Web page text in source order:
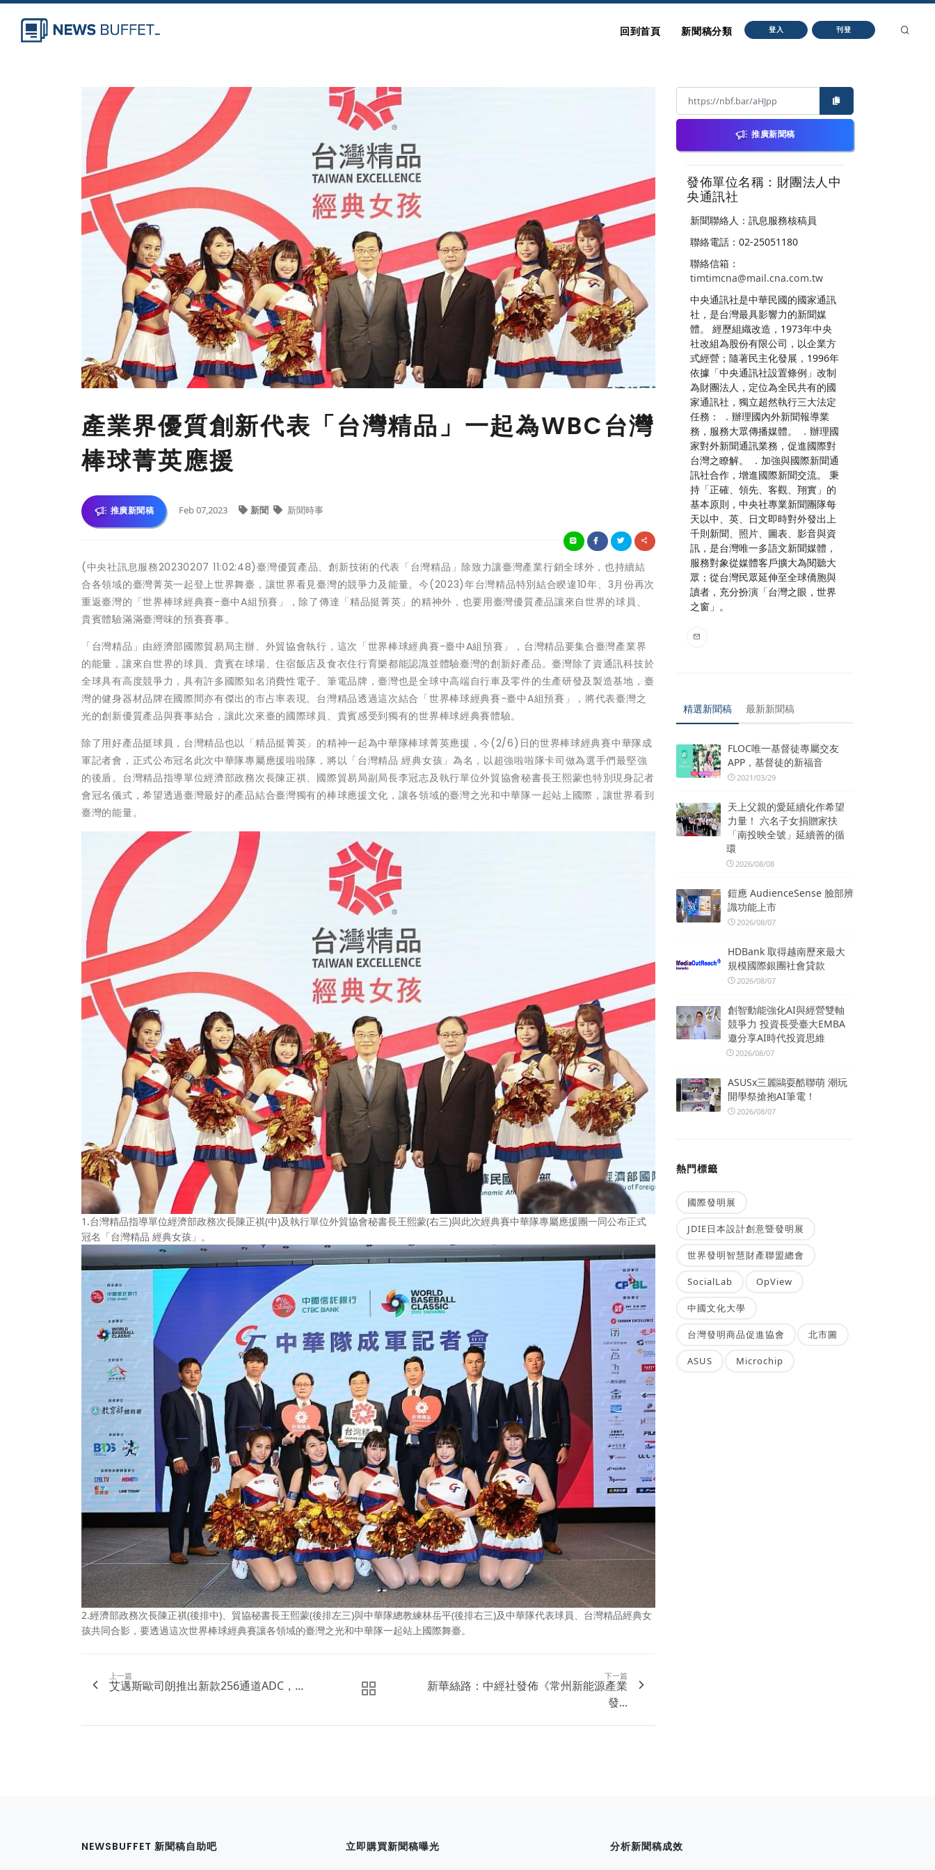
回到首頁 新聞稿分類 登入 刊登
產業界優質創新代表「台灣精品」一起為WBC台灣
棒球菁英應援
推廣新聞稿 Feb 07,2023 新聞 新聞時事
(中央社訊息服務20230207 11:02:48)臺灣優質產品、創新技術的代表「台灣精品」除致力讓臺灣產業行銷全球外，也持續結
合各領域的臺灣菁英一起登上世界舞臺，讓世界看見臺灣的競爭力及能量。今(2023)年台灣精品特別結合睽違10年、3月份再次
重返臺灣的「世界棒球經典賽-臺中A組預賽」，除了傳達「精品挺菁英」的精神外，也要用臺灣優質產品讓來自世界的球員、
貴賓體驗滿滿臺灣味的預賽賽事。
「台灣精品」由經濟部國際貿易局主辦、外貿協會執行，這次「世界棒球經典賽-臺中A組預賽」，台灣精品要集合臺灣產業界
的能量，讓來自世界的球員、貴賓在球場、住宿飯店及食衣住行育樂都能認識並體驗臺灣的創新好產品。臺灣除了資通訊科技於
全球具有高度競爭力，具有許多國際知名消費性電子、筆電品牌，臺灣也是全球中高端自行車及零件的生產研發及製造基地，臺
灣的健身器材品牌在國際間亦有傑出的市占率表現。台灣精品透過這次結合「世界棒球經典賽-臺中A組預賽」，將代表臺灣之
光的創新優質產品與賽事結合，讓此次來臺的國際球員、貴賓感受到獨有的世界棒球經典賽體驗。
除了用好產品挺球員，台灣精品也以「精品挺菁英」的精神一起為中華隊棒球菁英應援，今(2/6)日的世界棒球經典賽中華隊成
軍記者會，正式公布冠名此次中華隊專屬應援啦啦隊，將以「台灣精品 經典女孩」為名，以超強啦啦隊卡司做為選手們最堅強
的後盾。台灣精品指導單位經濟部政務次長陳正祺、國際貿易局副局長李冠志及執行單位外貿協會秘書長王熙蒙也特別現身記者
會冠名儀式，希望透過臺灣最好的產品結合臺灣獨有的棒球應援文化，讓各領域的臺灣之光和中華隊一起站上國際，讓世界看到
臺灣的能量。
1.台灣精品指導單位經濟部政務次長陳正祺(中)及執行單位外貿協會秘書長王熙蒙(右三)與此次經典賽中華隊專屬應援團一同公布正式
冠名「台灣精品 經典女孩」。
2.經濟部政務次長陳正祺(後排中)、貿協秘書長王熙蒙(後排左三)與中華隊總教練林岳平(後排右三)及中華隊代表球員、台灣精品經典女
孩共同合影，要透過這次世界棒球經典賽讓各領域的臺灣之光和中華隊一起站上國際舞臺。
上一篇
艾邁斯歐司朗推出新款256通道ADC，...
下一篇
新華絲路：中經社發佈《常州新能源產業
發...
推廣新聞稿
發佈單位名稱：財團法人中
央通訊社
新聞聯絡人：訊息服務核稿員
聯絡電話：02-25051180
聯絡信箱：
timtimcna@mail.cna.com.tw
中央通訊社是中華民國的國家通訊
社，是台灣最具影響力的新聞媒
體。 經歷組織改造，1973年中央
社改組為股份有限公司，以企業方
式經營；隨著民主化發展，1996年
依據「中央通訊社設置條例」改制
為財團法人，定位為全民共有的國
家通訊社，獨立超然執行三大法定
任務： ．辦理國內外新聞報導業
務，服務大眾傳播媒體。 ．辦理國
家對外新聞通訊業務，促進國際對
台灣之瞭解。 ．加強與國際新聞通
訊社合作，增進國際新聞交流。 秉
持「正確、領先、客觀、翔實」的
基本原則，中央社專業新聞團隊每
天以中、英、日文即時對外發出上
千則新聞、照片、圖表、影音與資
訊，是台灣唯一多語文新聞媒體，
服務對象從媒體客戶擴大為閱聽大
眾；從台灣民眾延伸至全球僑胞與
讀者，充分扮演「台灣之眼，世界
之窗」。
精選新聞稿 最新新聞稿
FLOC唯一基督徒專屬交友
APP，基督徒的新福音
2021/03/29
天上父親的愛延續化作希望
力量！ 六名子女捐贈家扶
「南投映全號」延續善的循
環
2026/08/08
鎧應 AudienceSense 臉部辨
識功能上市
2026/08/07
HDBank 取得越南歷來最大
規模國際銀團社會貸款
2026/08/07
創智動能強化AI與經營雙軸
競爭力 投資長受臺大EMBA
邀分享AI時代投資思維
2026/08/07
ASUSx三麗鷗耍酷聯萌 潮玩
開學祭搶抱AI筆電！
2026/08/07
熱門標籤
國際發明展
JDIE日本設計創意暨發明展
世界發明智慧財產聯盟總會
SocialLab OpView
中國文化大學
台灣發明商品促進協會 北市圖
ASUS Microchip
NEWSBUFFET 新聞稿自助吧 立即購買新聞稿曝光 分析新聞稿成效